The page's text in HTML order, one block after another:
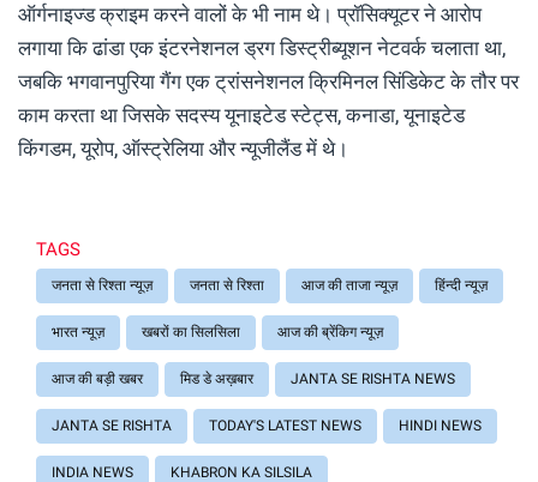
ऑर्गनाइज्ड क्राइम करने वालों के भी नाम थे। प्रॉसिक्यूटर ने आरोप
लगाया कि ढांडा एक इंटरनेशनल ड्रग डिस्ट्रीब्यूशन नेटवर्क चलाता था,
जबकि भगवानपुरिया गैंग एक ट्रांसनेशनल क्रिमिनल सिंडिकेट के तौर पर
काम करता था जिसके सदस्य यूनाइटेड स्टेट्स, कनाडा, यूनाइटेड
किंगडम, यूरोप, ऑस्ट्रेलिया और न्यूजीलैंड में थे।
TAGS
जनता से रिश्ता न्यूज़ जनता से रिश्ता आज की ताजा न्यूज़ हिंन्दी न्यूज़
भारत न्यूज़ खबरों का सिलसिला आज की ब्रेंकिग न्यूज़
आज की बड़ी खबर मिड डे अख़बार JANTA SE RISHTA NEWS
JANTA SE RISHTA TODAY'S LATEST NEWS HINDI NEWS
INDIA NEWS KHABRON KA SILSILA